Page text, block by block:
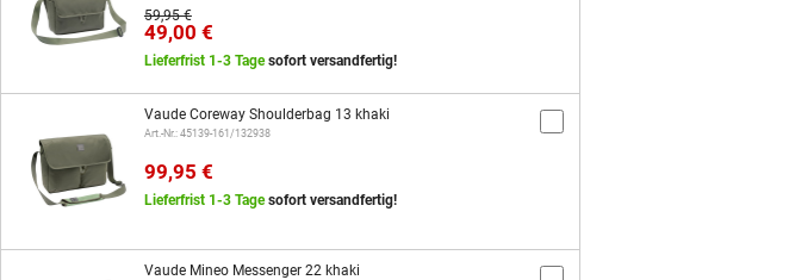
59,95 €
49,00 €
Lieferfrist 1-3 Tagesofort versandfertig!
Vaude Coreway Shoulderbag 13 khaki
Art.-Nr.: 45139-161/132938
99,95 €
Lieferfrist 1-3 Tagesofort versandfertig!
Vaude Mineo Messenger 22 khaki